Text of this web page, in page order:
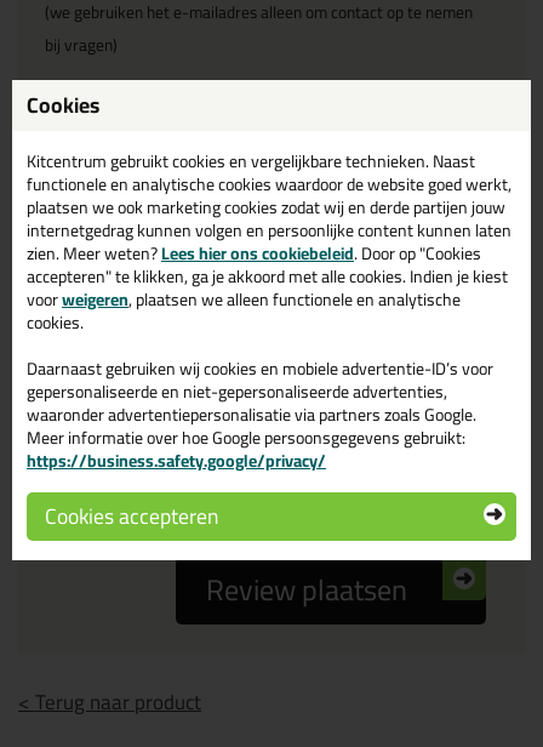
(we gebruiken het e-mailadres alleen om contact op te nemen
bij vragen)
Reviewtitel *
Je ervaring
Beoordeling
Zou jij dit product aanbevelen bij anderen?
ja
nee
Review plaatsen
< Terug naar product
Cookies
Kitcentrum gebruikt cookies en vergelijkbare technieken. Naast
functionele en analytische cookies waardoor de website goed werkt,
plaatsen we ook marketing cookies zodat wij en derde partijen jouw
internetgedrag kunnen volgen en persoonlijke content kunnen laten
zien. Meer weten?Lees hier ons cookiebeleid. Door op "Cookies
accepteren" te klikken, ga je akkoord met alle cookies. Indien je kiest
voorweigeren, plaatsen we alleen functionele en analytische
cookies.
Daarnaast gebruiken wij cookies en mobiele advertentie-ID’s voor
gepersonaliseerde en niet-gepersonaliseerde advertenties,
waaronder advertentiepersonalisatie via partners zoals Google.
Meer informatie over hoe Google persoonsgegevens gebruikt:
https://business.safety.google/privacy/
Cookies accepteren